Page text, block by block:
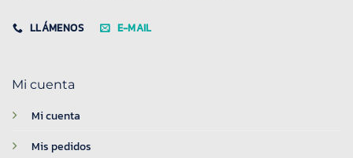
LLÁMENOS E-MAIL
Mi cuenta
Mi cuenta
Mis pedidos